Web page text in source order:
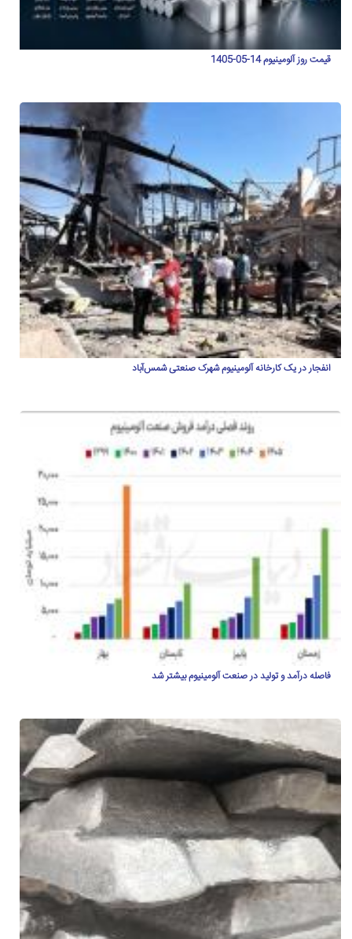
قیمت روز آلومینیوم 14-05-1405
انفجار در یک کارخانه آلومینیوم شهرک صنعتی شمس‌آباد
فاصله درآمد و تولید در صنعت آلومینیوم بیشتر شد